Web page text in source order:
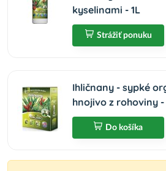
kyselinami - 1L
Strážiť ponuku
Ihličnany - sypké
hnojivo z rohoviny -
Do košíka